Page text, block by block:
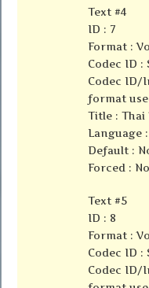
Text #4
ID : 7
Format :
Codec ID :
Codec ID/
format
Title : Thai
Language
Default :
Forced : No
Text #5
ID : 8
Format :
Codec ID :
Codec ID/